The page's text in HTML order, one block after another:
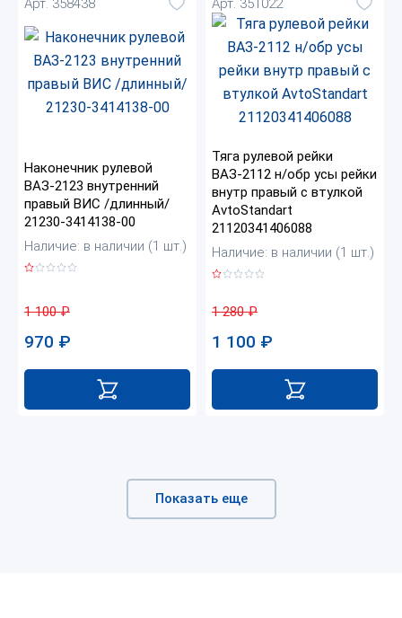
Наконечник рулевой
ВАЗ-2123 внутренний
правый ВИС /длинный/
21230-3414138-00
Наличие: в наличии (1 шт.)
1 100₽
970 ₽
Тяга рулевой рейки
ВАЗ-2112 н/обр усы рейки
внутр правый с втулкой
AvtoStandart
21120341406088
Наличие: в наличии (1 шт.)
1 280₽
1 100 ₽
Показать еще